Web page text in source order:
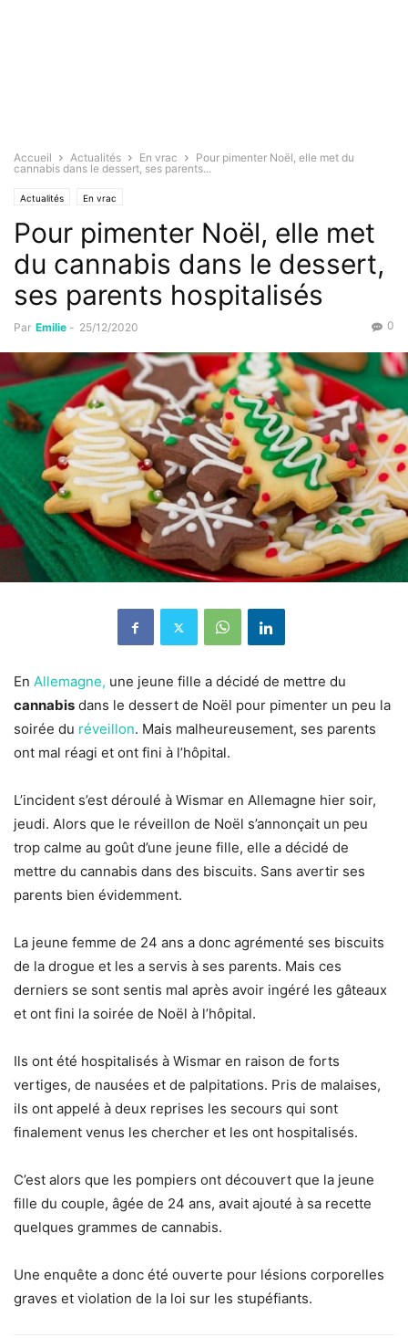
Accueil Actualités En vrac
Pour pimenter Noël, elle met du
cannabis dans le dessert, ses parents...
Actualités En vrac
Pour pimenter Noël, elle met
du cannabis dans le dessert,
ses parents hospitalisés
Par Emilie - 25/12/2020 0
En Allemagne, une jeune fille a décidé de mettre du
cannabis dans le dessert de Noël pour pimenter un peu la
soirée du réveillon. Mais malheureusement, ses parents
ont mal réagi et ont fini à l’hôpital.
L’incident s’est déroulé à Wismar en Allemagne hier soir,
jeudi. Alors que le réveillon de Noël s’annonçait un peu
trop calme au goût d’une jeune fille, elle a décidé de
mettre du cannabis dans des biscuits. Sans avertir ses
parents bien évidemment.
La jeune femme de 24 ans a donc agrémenté ses biscuits
de la drogue et les a servis à ses parents. Mais ces
derniers se sont sentis mal après avoir ingéré les gâteaux
et ont fini la soirée de Noël à l’hôpital.
Ils ont été hospitalisés à Wismar en raison de forts
vertiges, de nausées et de palpitations. Pris de malaises,
ils ont appelé à deux reprises les secours qui sont
finalement venus les chercher et les ont hospitalisés.
C’est alors que les pompiers ont découvert que la jeune
fille du couple, âgée de 24 ans, avait ajouté à sa recette
quelques grammes de cannabis.
Une enquête a donc été ouverte pour lésions corporelles
graves et violation de la loi sur les stupéfiants.